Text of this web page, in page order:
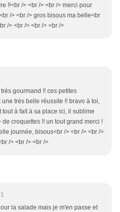
!!<br /> <br /> <br /> merci pour
/> <br /> gros bisous ma belle<br
/> <br /> <br /> <br />
gourmand !! ces petites
très belle réussite !! bravo à toi,
tout à fait à sa place ici, il sublime
croquettes !! un tout grand merci !
journée, bisous<br /> <br /> <br />
/> <br /> <br />
la salade mais je m'en passe et